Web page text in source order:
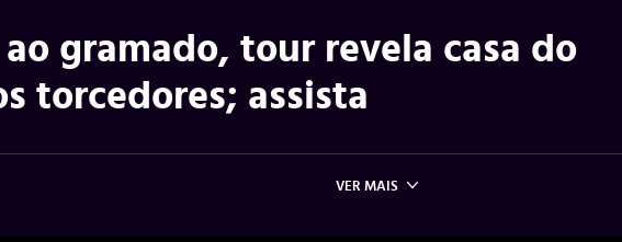
gramado, tour revela casa do
torcedores; assista
VER MAIS